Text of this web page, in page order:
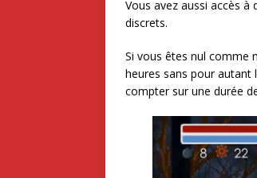
Vous avez aussi accès
discrets.
Si vous êtes nul comme
heures sans pour autant
compter sur une durée